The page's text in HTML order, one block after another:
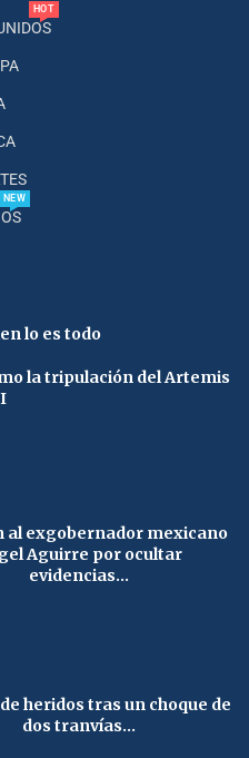
HOT
NEW
lo es todo
la tripulación del Artemis
al exgobernador mexicano
Aguirre por ocultar
evidencias...
heridos tras un choque de
dos tranvías...